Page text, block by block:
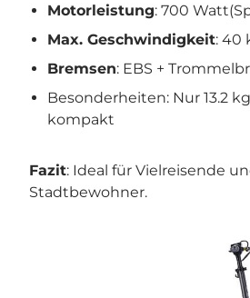
Motorleistung: 700
Max. Geschwindigkeit: 40
Bremsen: EBS +
Besonderheiten: Nur 13.2
kompakt
Fazit: Ideal für Vielreisende
Stadtbewohner.